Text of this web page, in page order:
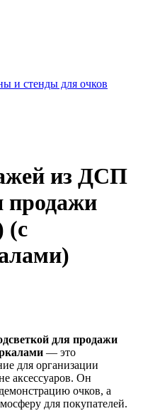
и стенды для очков
из ДСП
продажи
(с
для продажи
— это
для организации
аксессуаров. Он
очков, а
для покупателей.